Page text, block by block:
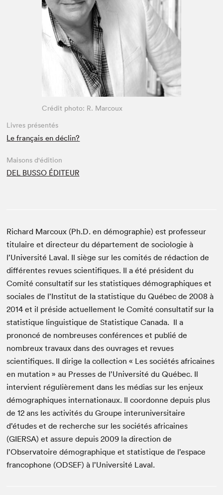
Espace médias
Crédit photo: R. Marcoux
Livres présentés
Le français en déclin?
Maisons d'édition
DEL BUSSO ÉDITEUR
Richard Marcoux (Ph.D. en démographie) est professeur
titulaire et directeur du département de sociologie à
l’Université Laval. Il siège sur les comités de rédaction de
différentes revues scientifiques. Il a été président du
Comité consultatif sur les statistiques démographiques et
sociales de l’Institut de la statistique du Québec de 2008 à
2014 et il préside actuellement le Comité consultatif sur la
statistique linguistique de Statistique Canada. Il a
prononcé de nombreuses conférences et publié de
nombreux travaux dans des ouvrages et revues
scientifiques. Il dirige la collection « Les sociétés africaines
en mutation » au Presses de l’Université du Québec. Il
intervient régulièrement dans les médias sur les enjeux
démographiques internationaux. Il coordonne depuis plus
de 12 ans les activités du Groupe interuniversitaire
d’études et de recherche sur les sociétés africaines
(GIERSA) et assure depuis 2009 la direction de
l’Observatoire démographique et statistique de l’espace
francophone (ODSEF) à l’Université Laval.